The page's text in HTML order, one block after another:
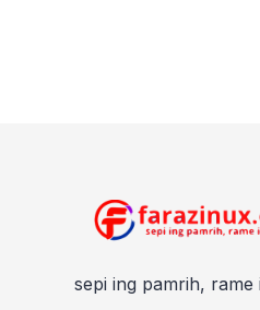
Musholla selesai
keutamaan sholat
biasanya
sepi ing pamrih, rame